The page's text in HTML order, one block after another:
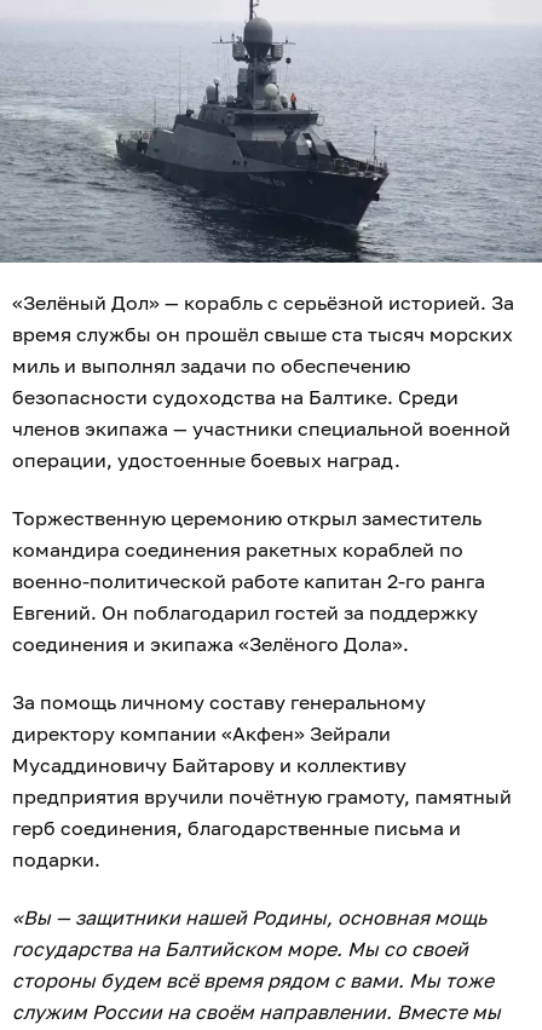
«Зелёный Дол» — корабль с серьёзной историей. За
время службы он прошёл свыше ста тысяч морских
миль и выполнял задачи по обеспечению
безопасности судоходства на Балтике. Среди
членов экипажа — участники специальной военной
операции, удостоенные боевых наград.
Торжественную церемонию открыл заместитель
командира соединения ракетных кораблей по
военно-политической работе капитан 2-го ранга
Евгений. Он поблагодарил гостей за поддержку
соединения и экипажа «Зелёного Дола».
За помощь личному составу генеральному
директору компании «Акфен» Зейрали
Мусаддиновичу Байтарову и коллективу
предприятия вручили почётную грамоту, памятный
герб соединения, благодарственные письма и
подарки.
«Вы — защитники нашей Родины, основная мощь
государства на Балтийском море. Мы со своей
стороны будем всё время рядом с вами. Мы тоже
служим России на своём направлении. Вместе мы